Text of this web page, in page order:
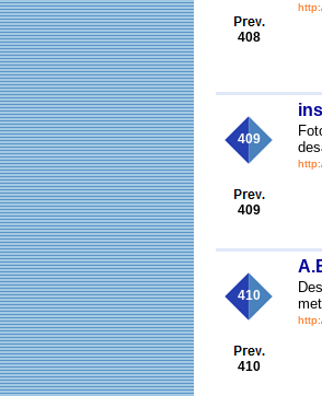
408
409
409
410
410